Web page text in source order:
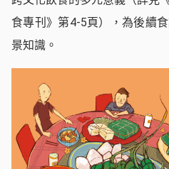
食專刊》第4-5頁），為後續
景知識。